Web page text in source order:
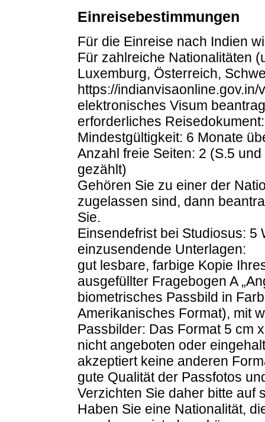
Einreisebestimmungen
Für die Einreise nach Indien
Für zahlreiche Nationalitäten
Luxemburg, Österreich,
https://
elektronisches Visum
erforderliches
Mindestgültigkeit: 6 Monate
Anzahl freie Seiten: 2 (S.5
gezählt)
Gehören Sie zu einer der
zugelassen sind, dann
Sie.
Einsendefrist bei Studiosus: 5
einzusendende Unterlagen:
gut lesbare, farbige Kopie
ausgefüllter Fragebogen A
biometrisches Passbild in
Amerikanisches Format), mit
Passbilder: Das Format 5 cm
nicht angeboten oder
akzeptiert keine anderen
gute Qualität der Passfotos
Verzichten Sie daher bitte auf
Haben Sie eine Nationalität,